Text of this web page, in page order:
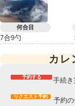
何合目
7合9勺
カレ
予約する 手続き
リクエスト予約
予約